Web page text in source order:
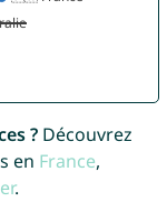
?Découvrez
en France,
.